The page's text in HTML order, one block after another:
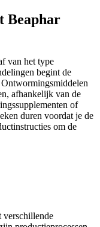
Beaphar
van het type
begint de
afhankelijk van de
of
duren voordat je de
om de